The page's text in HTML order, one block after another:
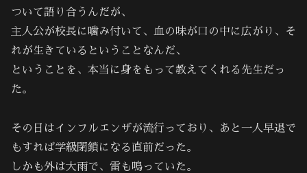
ついて語り合うんだが、
主人公が校長に噛み付いて、血の味が口の中に広がり、そ
れが生きているということなんだ、
ということを、本当に身をもって教えてくれる先生だっ
た。
その日はインフルエンザが流行っており、あと一人早退で
もすれば学級閉鎖になる直前だった。
しかも外は大雨で、雷も鳴っていた。